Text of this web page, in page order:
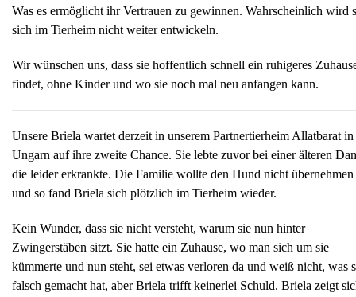
Was es ermöglicht ihr Vertrauen zu gewinnen. Wahrscheinlich wird
sich im Tierheim nicht weiter entwickeln.
Wir wünschen uns, dass sie hoffentlich schnell ein ruhigeres
findet, ohne Kinder und wo sie noch mal neu anfangen kann.
Unsere Briela wartet derzeit in unserem Partnertierheim Allatbarat in
Ungarn auf ihre zweite Chance. Sie lebte zuvor bei einer älteren
die leider erkrankte. Die Familie wollte den Hund nicht übernehmen
und so fand Briela sich plötzlich im Tierheim wieder.
Kein Wunder, dass sie nicht versteht, warum sie nun hinter
Zwingerstäben sitzt. Sie hatte ein Zuhause, wo man sich um sie
kümmerte und nun steht, sei etwas verloren da und weiß nicht, was
falsch gemacht hat, aber Briela trifft keinerlei Schuld. Briela zeigt